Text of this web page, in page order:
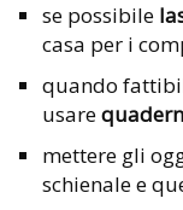
se possibile
casa per i
quando
usare
mettere gli
schienale e